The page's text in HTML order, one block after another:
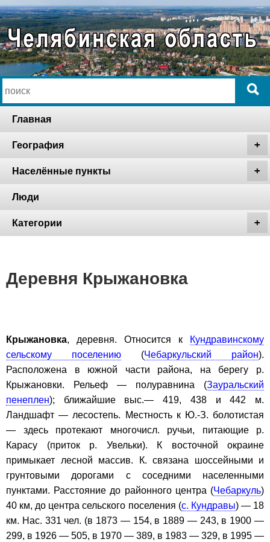
Главная
География
Населённые пункты
Люди
Категории
Деревня Крыжановка
Крыжановка, деревня. Относится к
Кундравинскому
сельскому поселению (Чебаркульский район).
Расположена в южной части района, на берегу р.
Крыжановки. Рельеф — полуравнина (Зауральский
пенеплен); ближайшие выс.— 419, 438 и 442 м.
Ландшафт — лесостепь. Местность к Ю.-З. болотистая
— здесь протекают многочисл. ручьи, питающие р.
Карасу (приток р. Увельки). К восточной окраине
примыкает лесной массив. К. связана шоссейными и
грунтовыми дорогами с соседними населенными
пунктами. Расстояние до районного центра (Чебаркуль)
40 км, до центра сельского поселения (с. Кундравы) — 18
км. Нас. 331 чел. (в 1873 — 154, в 1889 — 243, в 1900 —
299, в 1926 — 505, в 1970 — 389, в 1983 — 329, в 1995 —